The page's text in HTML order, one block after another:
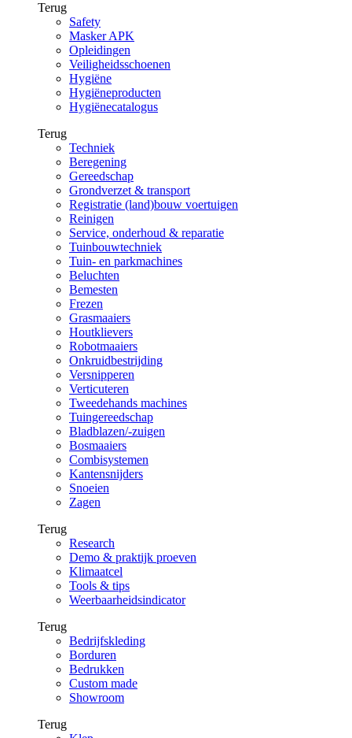
Terug
Safety
Masker APK
Opleidingen
Veiligheidsschoenen
Hygiëne
Hygiëneproducten
Hygiënecatalogus
Terug
Techniek
Beregening
Gereedschap
Grondverzet & transport
Registratie (land)bouw voertuigen
Reinigen
Service, onderhoud & reparatie
Tuinbouwtechniek
Tuin- en parkmachines
Beluchten
Bemesten
Frezen
Grasmaaiers
Houtklievers
Robotmaaiers
Onkruidbestrijding
Versnipperen
Verticuteren
Tweedehands machines
Tuingereedschap
Bladblazen/-zuigen
Bosmaaiers
Combisystemen
Kantensnijders
Snoeien
Zagen
Terug
Research
Demo & praktijk proeven
Klimaatcel
Tools & tips
Weerbaarheidsindicator
Terug
Bedrijfskleding
Borduren
Bedrukken
Custom made
Showroom
Terug